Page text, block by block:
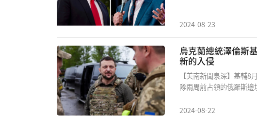
朋友帶來了困難。”肯尼
發起了持續的法律戰”
2024-08-23
烏克蘭總統澤倫斯基視察
新的入侵
【美南新聞泉深】基輔
隊兩周前占領的俄羅斯
示，它對俄羅斯南部的
2024-08-22